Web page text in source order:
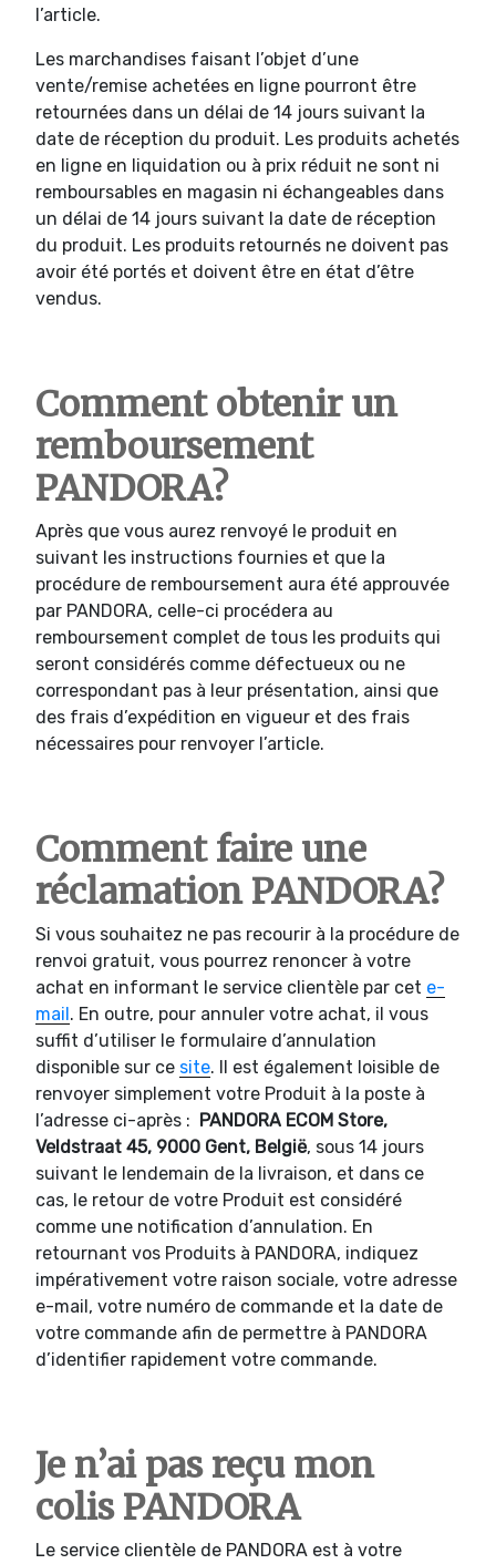
l’article.
Les marchandises faisant l’objet d’une
vente/remise achetées en ligne pourront être
retournées dans un délai de 14 jours suivant la
date de réception du produit. Les produits achetés
en ligne en liquidation ou à prix réduit ne sont ni
remboursables en magasin ni échangeables dans
un délai de 14 jours suivant la date de réception
du produit. Les produits retournés ne doivent pas
avoir été portés et doivent être en état d’être
vendus.
Comment obtenir un
remboursement
PANDORA?
Après que vous aurez renvoyé le produit en
suivant les instructions fournies et que la
procédure de remboursement aura été approuvée
par PANDORA, celle-ci procédera au
remboursement complet de tous les produits qui
seront considérés comme défectueux ou ne
correspondant pas à leur présentation, ainsi que
des frais d’expédition en vigueur et des frais
nécessaires pour renvoyer l’article.
Comment faire une
réclamation PANDORA?
Si vous souhaitez ne pas recourir à la procédure de
renvoi gratuit, vous pourrez renoncer à votre
achat en informant le service clientèle par cet e-
mail. En outre, pour annuler votre achat, il vous
suffit d’utiliser le formulaire d’annulation
disponible sur ce site. Il est également loisible de
renvoyer simplement votre Produit à la poste à
l’adresse ci-après : PANDORA ECOM Store,
Veldstraat 45, 9000 Gent, België, sous 14 jours
suivant le lendemain de la livraison, et dans ce
cas, le retour de votre Produit est considéré
comme une notification d’annulation. En
retournant vos Produits à PANDORA, indiquez
impérativement votre raison sociale, votre adresse
e-mail, votre numéro de commande et la date de
votre commande afin de permettre à PANDORA
d’identifier rapidement votre commande.
Je n’ai pas reçu mon
colis PANDORA
Le service clientèle de PANDORA est à votre